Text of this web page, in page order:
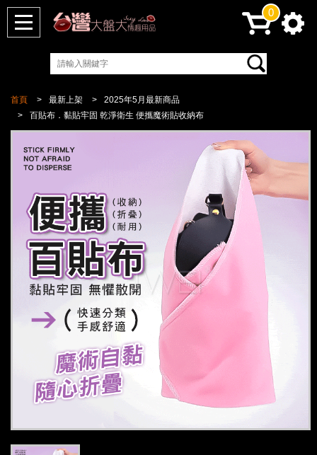
首頁 最新上架
2025年5月最新商品
百貼布．黏貼牢固 乾淨衛生 便攜魔術貼收納布
0